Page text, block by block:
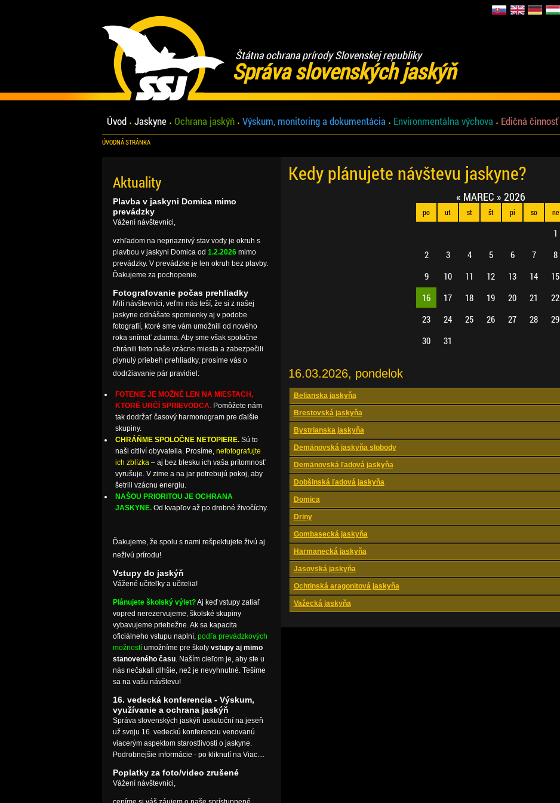
Štátna ochrana prírody Slovenskej republiky
Správa slovenských jaskýň
Úvod Jaskyne Ochrana jaskýň Výskum, monitoring a dokumentácia Environmentálna výchova Edičná činnosť
ÚVODNÁ STRÁNKA
Kedy plánujete návštevu jaskyne?
« MAREC » 2026
po ut st št pi so ne
1
2
3 4 5 6 7
8
9
10 11 12 13 14
15
16
17 18 19 20 21
22
23
24 25 26 27 28
29
30
31
16.03.2026, pondelok
Belianska jaskyňa
Brestovská jaskyňa
Bystrianska jaskyňa
Demänovská jaskyňa slobody
Demänovská ľadová jaskyňa
Dobšinská ľadová jaskyňa
Domica
Driny
Gombasecká jaskyňa
Harmanecká jaskyňa
Jasovská jaskyňa
Ochtinská aragonitová jaskyňa
Važecká jaskyňa
Aktuality
Plavba v jaskyni Domica mimo
prevádzky
Vážení návštevníci,
vzhľadom na nepriaznivý stav vody je okruh s
plavbou v jaskyni Domica od 1.2.2026mimo
prevádzky. V prevádzke je len okruh bez plavby.
Ďakujeme za pochopenie.
Fotografovanie počas prehliadky
Milí návštevníci, veľmi nás teší, že si z našej
jaskyne odnášate spomienky aj v podobe
fotografií, ktoré sme vám umožnili od nového
roka snímať zdarma. Aby sme však spoločne
chránili tieto naše vzácne miesta a zabezpečili
plynulý priebeh prehliadky, prosíme vás o
dodržiavanie pár pravidiel:
FOTENIE JE MOŽNÉ LEN NA MIESTACH,
KTORÉ URČÍ SPRIEVODCA.Pomôžete nám
tak dodržať časový harmonogram pre ďalšie
skupiny.
CHRÁŇME SPOLOČNE NETOPIERE.Sú to
naši citliví obyvatelia. Prosíme, nefotografujte
ich zblízka– aj bez blesku ich vaša prítomnosť
vyrušuje. V zime a na jar potrebujú pokoj, aby
šetrili vzácnu energiu.
NAŠOU PRIORITOU JE OCHRANA
JASKYNE. Od kvapľov až po drobné živočíchy.
Ďakujeme, že spolu s nami rešpektujete živú aj
neživú prírodu!
Vstupy do jaskýň
Vážené učiteľky a učitelia!
Plánujete školský výlet?Aj keď vstupy zatiaľ
vopred nerezervujeme, školské skupiny
vybavujeme priebežne. Ak sa kapacita
oficiálneho vstupu naplní, podľa prevádzkových
možnostíumožníme pre školy vstupy aj mimo
stanoveného času. Naším cieľom je, aby ste u
nás nečakali dlhšie, než je nevyhnutné. Tešíme
sa na vašu návštevu!
16. vedecká konferencia - Výskum,
využívanie a ochrana jaskýň
Správa slovenských jaskýň uskutoční na jeseň
už svoju 16. vedeckú konferenciu venovanú
viacerým aspektom starostlivosti o jaskyne.
Podrobnejšie informácie - po kliknutí na Viac....
Poplatky za foto/video zrušené
Vážení návštevníci,